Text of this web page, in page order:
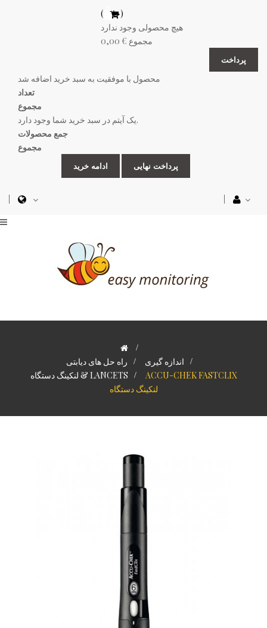
(خالی)
هیچ محصولی وجود ندارد
0,00 € مجموع
پرداخت
محصول با موفقیت به سبد خرید اضافه شد
تعداد
مجموع
یک آیتم در سبد خرید شما وجود دارد.
جمع محصولات
مجموع
ادامه خرید پرداخت نهایی
>
راه حل های دیابتی > اندازه گیری >
لنکینگ دستگاه & LANCETS >
ACCU-CHEK FASTCLIX
لنکینگ دستگاه